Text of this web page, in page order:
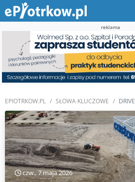
reklama
EPIOTRKOW.PL SŁOWA KLUCZOWE DRIVE
czw., 7 maja 2026